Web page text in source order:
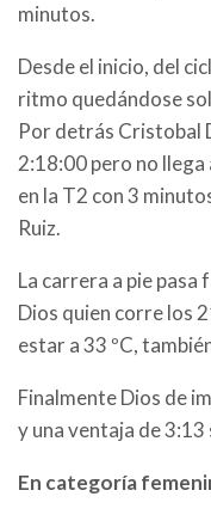
minutos.
Desde el inicio, del
ritmo quedándose
Por detrás Cristobal
2:18:00 pero no llega
en la T2 con 3
Ruiz.
La carrera a pie
Dios quien corre los
estar a 33 ºC,
Finalmente Dios de
y una ventaja de
En categoría